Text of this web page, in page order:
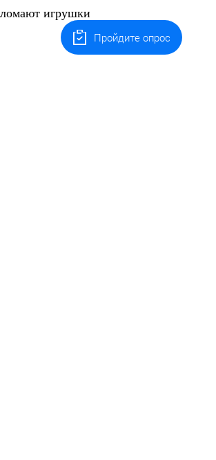
Пройдите опрос